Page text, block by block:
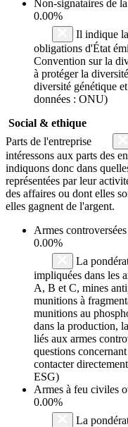
Non-signataires de
0.00%
Il indique
obligations d'État
Convention sur la
à protéger la
diversité génétique
données : ONU)
Social & ethique
Parts de l'entreprise
intéressons aux parts des
indiquons donc dans
représentées par leur
des affaires ou dont elles
elles gagnent de l'argent.
Armes controversées
0.00%
La
impliquées dans les
A, B et C, mines
munitions à
munitions au
dans la production,
liés aux armes
questions
contacter
ESG)
Armes à feu civiles
0.00%
La